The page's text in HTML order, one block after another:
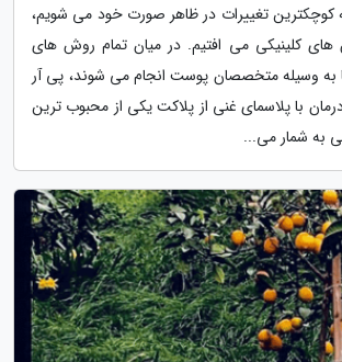
کوچکترین تغییرات در ظاهر صورت خود می شویم،
های کلینیکی می افتیم. در میان تمام روش های
به وسیله متخصصان پوست انجام می شوند، پی آر
با پلاسمای غنی از پلاکت یکی از محبوب ترین
به شمار می...